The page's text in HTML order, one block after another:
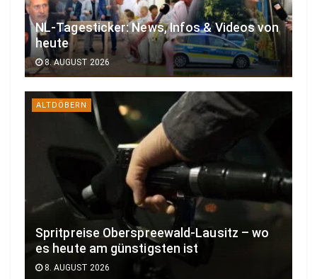
NL-Tagesticker: News, Infos & Videos von
heute
8. AUGUST 2026
ALTDÖBERN
Spritpreise Oberspreewald-Lausitz – wo
es heute am günstigsten ist
8. AUGUST 2026